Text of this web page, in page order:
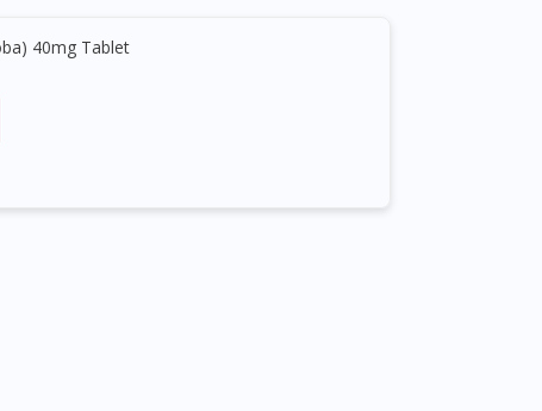
40mg Tablet